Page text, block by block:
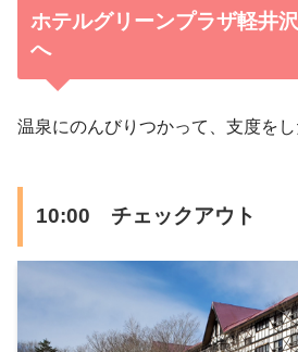
ホテルグリーンプラザ軽井
へ
温泉にのんびりつかって、支度をし
10:00 チェックアウト